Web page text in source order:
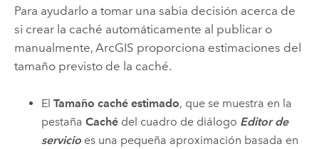
Para ayudarlo a tomar una sabia decisión acerca de
si crear la caché automáticamente al publicar o
manualmente, ArcGIS proporciona estimaciones del
tamaño previsto de la caché.
ElTamaño caché estimado, que se muestra en la
pestañaCaché del cuadro de diálogo Editor de
servicio es una pequeña aproximación basada en